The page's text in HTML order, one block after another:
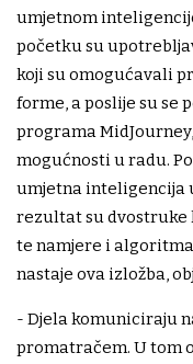
umjetnom
početku su
koji su omogućavali
forme, a poslije su se
programa
mogućnosti u radu.
umjetna inteligencija
rezultat su dvostruke
te namjere i
nastaje ova izložba,
- Djela komuniciraju
promatračem. U tom